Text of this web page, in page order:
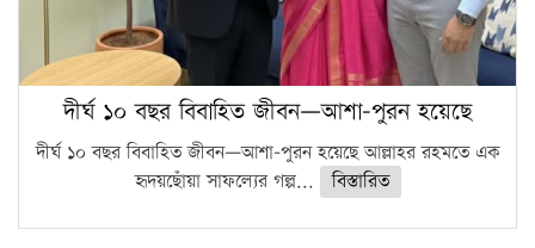
দীর্ঘ ১০ বছর বিবাহিত জীবন—আশা-পুরন হয়েছে
দীর্ঘ ১০ বছর বিবাহিত জীবন—আশা-পুরন হয়েছে আল্লাহর রহমতে এক
হৃদয়ছোঁয়া সাফল্যের গল্প...
বিস্তারিত